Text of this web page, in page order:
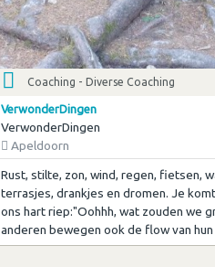
Coaching - Diverse Coaching
VerwonderDingen
VerwonderDingen
Apeldoorn
Rust, stilte, zon, wind, regen, fietsen,
terrasjes, drankjes en dromen. Je
ons hart riep:"Oohhh, wat zouden we
anderen bewegen ook de flow van